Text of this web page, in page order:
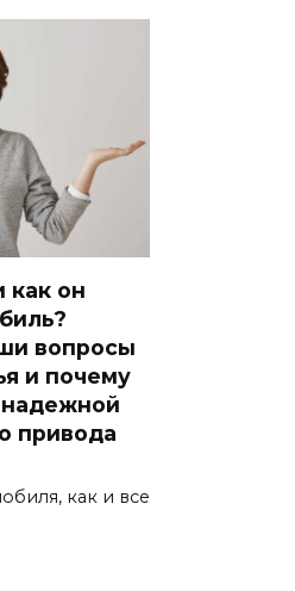
как он
вопросы
и почему
привода
как и все